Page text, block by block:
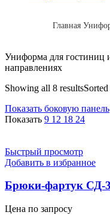
Главная
Униформа для гостиниц
направлениях
Showing all 8 results
Показать боковую панель
Показать 9 12 18 24
Быстрый просмотр
Добавить в избранное
Брюки-фартук СД-
Цена по запросу